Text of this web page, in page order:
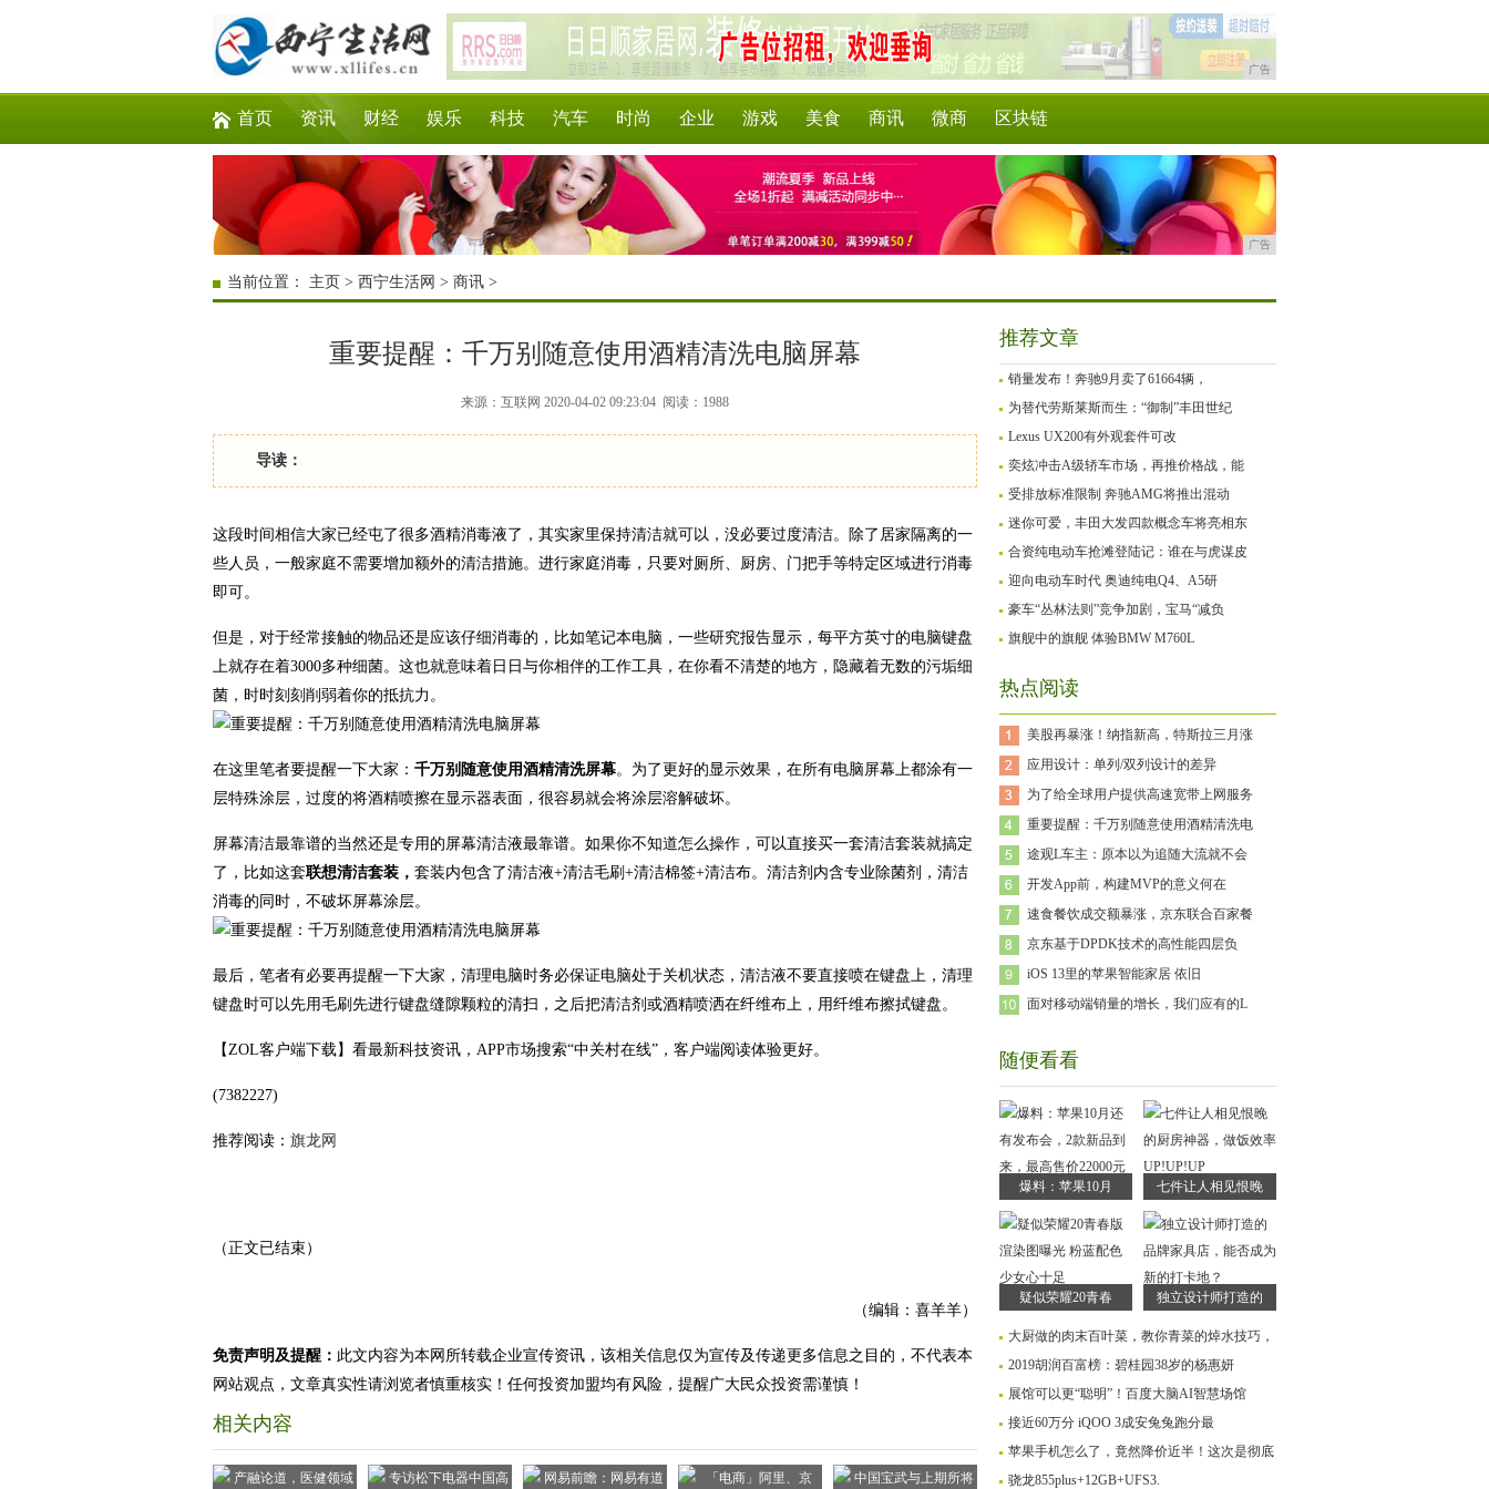
广告
首页 资讯 财经 娱乐 科技 汽车 时尚 企业 游戏 美食 商讯 微商 区块链
广告
当前位置： 主页 > 西宁生活网 > 商讯 >
重要提醒：千万别随意使用酒精清洗电脑屏幕
来源：互联网 2020-04-02 09:23:04 阅读：1988
导读：
这段时间相信大家已经屯了很多酒精消毒液了，其实家里保持清洁就可以，没必要过度清洁。除了居家隔离的一
些人员，一般家庭不需要增加额外的清洁措施。进行家庭消毒，只要对厕所、厨房、门把手等特定区域进行消毒
即可。
但是，对于经常接触的物品还是应该仔细消毒的，比如笔记本电脑，一些研究报告显示，每平方英寸的电脑键盘
上就存在着3000多种细菌。这也就意味着日日与你相伴的工作工具，在你看不清楚的地方，隐藏着无数的污垢细
菌，时时刻刻削弱着你的抵抗力。
在这里笔者要提醒一下大家： 千万别随意使用酒精清洗屏幕。为了更好的显示效果，在所有电脑屏幕上都涂有一
层特殊涂层，过度的将酒精喷擦在显示器表面，很容易就会将涂层溶解破坏。
屏幕清洁最靠谱的当然还是专用的屏幕清洁液最靠谱。如果你不知道怎么操作，可以直接买一套清洁套装就搞定
了，比如这套联想清洁套装， 套装内包含了清洁液+清洁毛刷+清洁棉签+清洁布。清洁剂内含专业除菌剂，清洁
消毒的同时，不破坏屏幕涂层。
最后，笔者有必要再提醒一下大家，清理电脑时务必保证电脑处于关机状态，清洁液不要直接喷在键盘上，清理
键盘时可以先用毛刷先进行键盘缝隙颗粒的清扫，之后把清洁剂或酒精喷洒在纤维布上，用纤维布擦拭键盘。
【ZOL客户端下载】看最新科技资讯，APP市场搜索“中关村在线”，客户端阅读体验更好。
(7382227)
推荐阅读： 旗龙网
（正文已结束）
（编辑：喜羊羊）
免责声明及提醒： 此文内容为本网所转载企业宣传资讯，该相关信息仅为宣传及传递更多信息之目的，不代表本
网站观点，文章真实性请浏览者慎重核实！任何投资加盟均有风险，提醒广大民众投资需谨慎！
相关内容
推荐文章
销量发布！奔驰9月卖了61664辆，
为替代劳斯莱斯而生：“御制”丰田世纪
Lexus UX200有外观套件可改
奕炫冲击A级轿车市场，再推价格战，能
受排放标准限制 奔驰AMG将推出混动
迷你可爱，丰田大发四款概念车将亮相东
合资纯电动车抢滩登陆记：谁在与虎谋皮
迎向电动车时代 奥迪纯电Q4、A5研
豪车“丛林法则”竞争加剧，宝马“减负
旗舰中的旗舰 体验BMW M760L
热点阅读
美股再暴涨！纳指新高，特斯拉三月涨
应用设计：单列/双列设计的差异
为了给全球用户提供高速宽带上网服务
重要提醒：千万别随意使用酒精清洗电
途观L车主：原本以为追随大流就不会
开发App前，构建MVP的意义何在
速食餐饮成交额暴涨，京东联合百家餐
京东基于DPDK技术的高性能四层负
iOS 13里的苹果智能家居 依旧
面对移动端销量的增长，我们应有的L
随便看看
爆料：苹果10月 七件让人相见恨晚
疑似荣耀20青春 独立设计师打造的
大厨做的肉末百叶菜，教你青菜的焯水技巧，
2019胡润百富榜：碧桂园38岁的杨惠妍
展馆可以更“聪明”！百度大脑AI智慧场馆
接近60万分 iQOO 3成安兔兔跑分最
苹果手机怎么了，竟然降价近半！这次是彻底
骁龙855plus+12GB+UFS3.